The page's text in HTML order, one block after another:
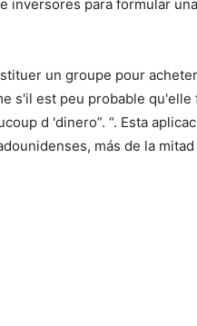
inversores para formular
un groupe pour
s'il est peu probable
d 'dinero”. “. Esta
más de la